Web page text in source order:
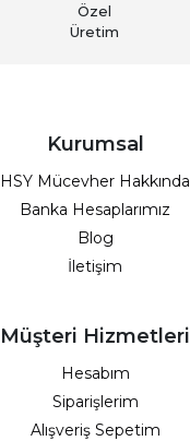
Özel
Üretim
Kurumsal
HSY Mücevher Hakkında
Banka Hesaplarımız
Blog
İletişim
Müşteri Hizmetleri
Hesabım
Siparişlerim
Alışveriş Sepetim